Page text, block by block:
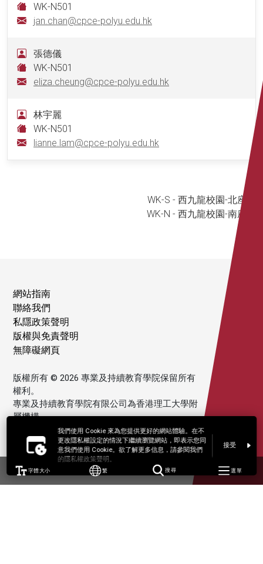
我們使用 Cookie 來為您提供更好的網站體驗。在不
更改隱私權設定的情況下繼續瀏覽網站，即表示您同
意我們使用 Cookie。欲了解更多信息，請參閱我們
的隱私權政策聲明。
接受
字體大小 繁 搜尋 選單
WK-N501
jan.chan@cpce-polyu.edu.hk
張德儀
WK-N501
eliza.cheung@cpce-polyu.edu.hk
林宇麗
WK-N501
lianne.lam@cpce-polyu.edu.hk
WK-S - 西九龍校園-北座
WK-N - 西九龍校園-南座
網站指南
聯絡我們
私隱政策聲明
版權與免責聲明
無障礙網頁
版權所有 © 2026 專業及持續教育學院保留所有
權利。
專業及持續教育學院有限公司為香港理工大學附
屬機構。